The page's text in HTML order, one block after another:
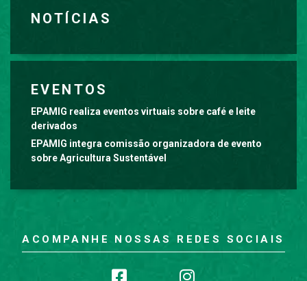
NOTÍCIAS
EVENTOS
EPAMIG realiza eventos virtuais sobre café e leite
derivados
EPAMIG integra comissão organizadora de evento
sobre Agricultura Sustentável
ACOMPANHE NOSSAS REDES SOCIAIS